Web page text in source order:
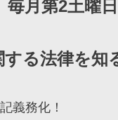
毎月第2土曜
る法律を知
義務化！